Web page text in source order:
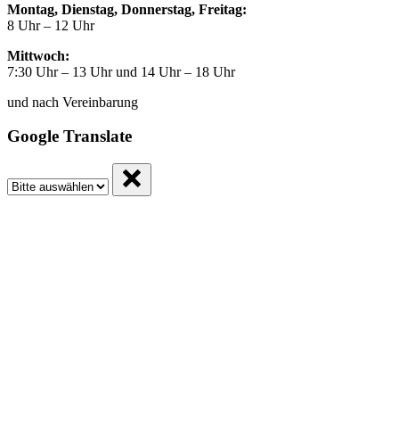
Montag, Dienstag, Donnerstag, Freitag:
8 Uhr – 12 Uhr
Mittwoch:
7:30 Uhr – 13 Uhr und 14 Uhr – 18 Uhr
und nach Vereinbarung
Google Translate